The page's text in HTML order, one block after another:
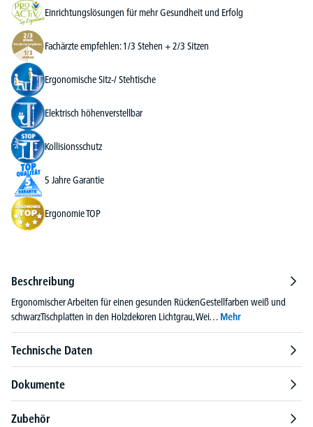
Einrichtungslösungen für mehr Gesundheit und Erfolg
Fachärzte empfehlen: 1/3 Stehen + 2/3 Sitzen
Ergonomische Sitz-/ Stehtische
Elektrisch höhenverstellbar
Kollisionsschutz
5 Jahre Garantie
Ergonomie TOP
Beschreibung
Ergonomischer Arbeiten für einen gesunden RückenGestellfarben weiß und
schwarzTischplatten in den Holzdekoren Lichtgrau, Wei… Mehr
Technische Daten
Dokumente
Zubehör